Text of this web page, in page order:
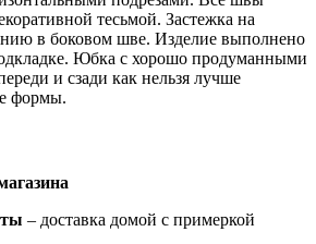
тесьмой. Застежка на
в боковом шве. Изделие выполнено
Юбка с хорошо продуманными
и сзади как нельзя лучше
формы.
– доставка домой с примеркой